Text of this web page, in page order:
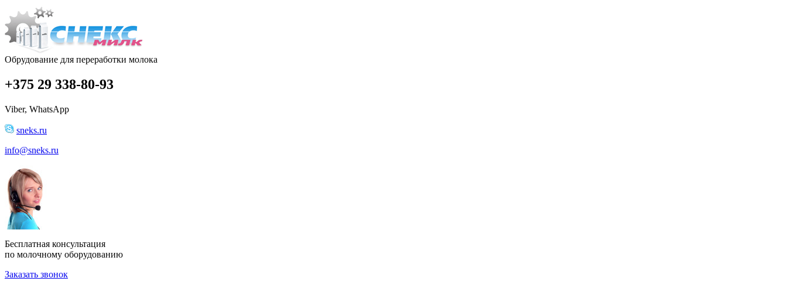
Обрудование для переработки молока
+375 29 338-80-93
Viber, WhatsApp
sneks.ru
info@sneks.ru
Бесплатная консультация
по молочному оборудованию
Заказать звонок